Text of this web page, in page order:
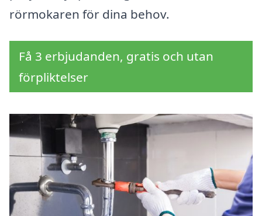
rörmokaren för dina behov.
Få 3 erbjudanden, gratis och utan
förpliktelser